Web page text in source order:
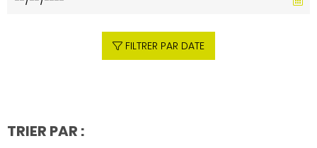
FILTRER PAR DATE
TRIER PAR :